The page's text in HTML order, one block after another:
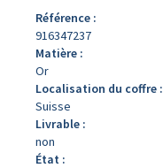
Référence :
916347237
Matière :
Or
Localisation du coffre :
Suisse
Livrable :
non
État :